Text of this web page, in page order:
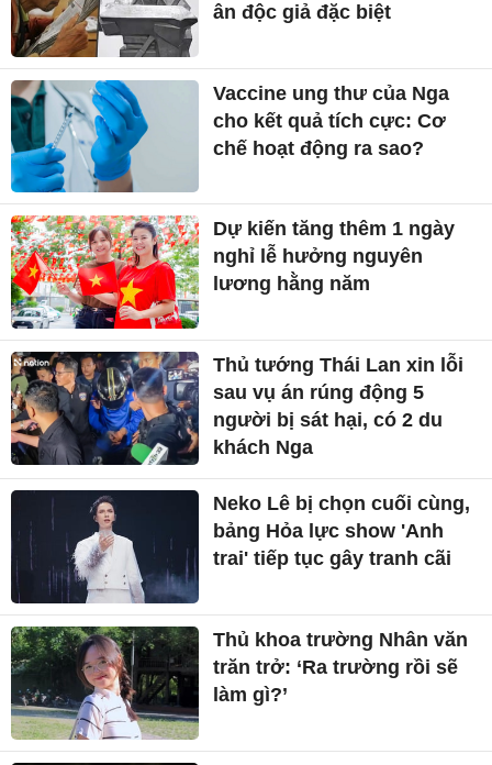
ân độc giả đặc biệt
Vaccine ung thư của Nga
cho kết quả tích cực: Cơ
chế hoạt động ra sao?
Dự kiến tăng thêm 1 ngày
nghỉ lễ hưởng nguyên
lương hằng năm
Thủ tướng Thái Lan xin lỗi
sau vụ án rúng động 5
người bị sát hại, có 2 du
khách Nga
Neko Lê bị chọn cuối cùng,
bảng Hỏa lực show 'Anh
trai' tiếp tục gây tranh cãi
Thủ khoa trường Nhân văn
trăn trở: ‘Ra trường rồi sẽ
làm gì?’